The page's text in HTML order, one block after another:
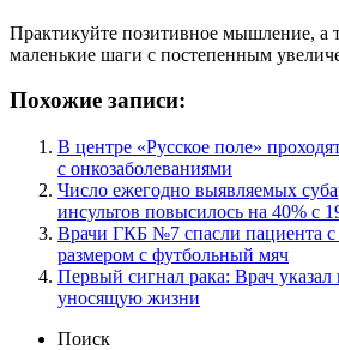
Практикуйте позитивное мышление, а
маленькие шаги с постепенным
Похожие записи:
В центре «Русское поле»
с онкозаболеваниями
Число ежегодно выявляемых
инсультов повысилось на 40% с
Врачи ГКБ №7 спасли пациента с
размером с футбольный мяч
Первый сигнал рака: Врач указал
уносящую жизни
Поиск